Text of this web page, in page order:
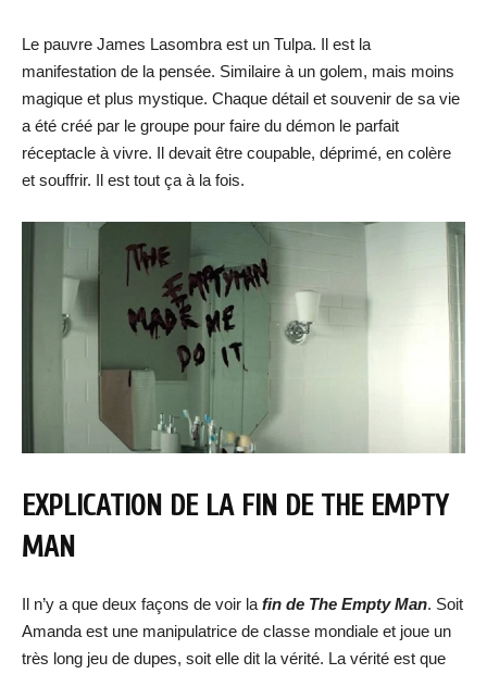
Le pauvre James Lasombra est un Tulpa. Il est la
manifestation de la pensée. Similaire à un golem, mais moins
magique et plus mystique. Chaque détail et souvenir de sa vie
a été créé par le groupe pour faire du démon le parfait
réceptacle à vivre. Il devait être coupable, déprimé, en colère
et souffrir. Il est tout ça à la fois.
EXPLICATION DE LA FIN DE THE EMPTY
MAN
Il n’y a que deux façons de voir la fin de The Empty Man. Soit
Amanda est une manipulatrice de classe mondiale et joue un
très long jeu de dupes, soit elle dit la vérité. La vérité est que